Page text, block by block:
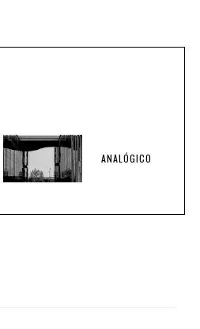
ANALÓGICO